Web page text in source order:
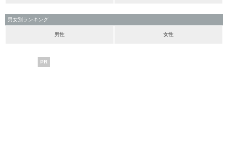
男女別ランキング
男性 女性
PR